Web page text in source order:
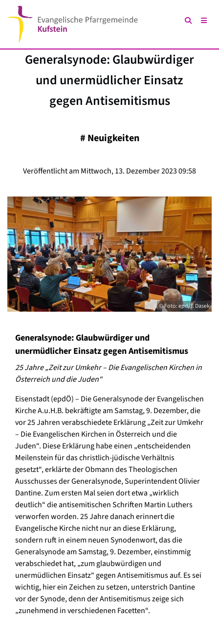
Generalsynode: Glaubwürdiger
und unermüdlicher Einsatz
gegen Antisemitismus
# Neuigkeiten
Veröffentlicht am Mittwoch, 13. Dezember 2023 09:58
© Foto: epd/T. Dasek
Generalsynode: Glaubwürdiger und
unermüdlicher Einsatz gegen Antisemitismus
25 Jahre „Zeit zur Umkehr – Die Evangelischen Kirchen in
Österreich und die Juden“
Eisenstadt (epdÖ) – Die Generalsynode der Evangelischen
Kirche A.u.H.B. bekräftigte am Samstag, 9. Dezember, die
vor 25 Jahren verabschiedete Erklärung „Zeit zur Umkehr
– Die Evangelischen Kirchen in Österreich und die
Juden“. Diese Erklärung habe einen „entscheidenden
Meilenstein für das christlich-jüdische Verhältnis
gesetzt“, erklärte der Obmann des Theologischen
Ausschusses der Generalsynode, Superintendent Olivier
Dantine. Zum ersten Mal seien dort etwa „wirklich
deutlich“ die antisemitischen Schriften Martin Luthers
verworfen worden. 25 Jahre danach erinnert die
Evangelische Kirche nicht nur an diese Erklärung,
sondern ruft in einem neuen Synodenwort, das die
Generalsynode am Samstag, 9. Dezember, einstimmig
verabschiedet hat, „zum glaubwürdigen und
unermüdlichen Einsatz“ gegen Antisemitismus auf. Es sei
wichtig, hier ein Zeichen zu setzen, unterstrich Dantine
vor der Synode, denn der Antisemitismus zeige sich
„zunehmend in verschiedenen Facetten“.